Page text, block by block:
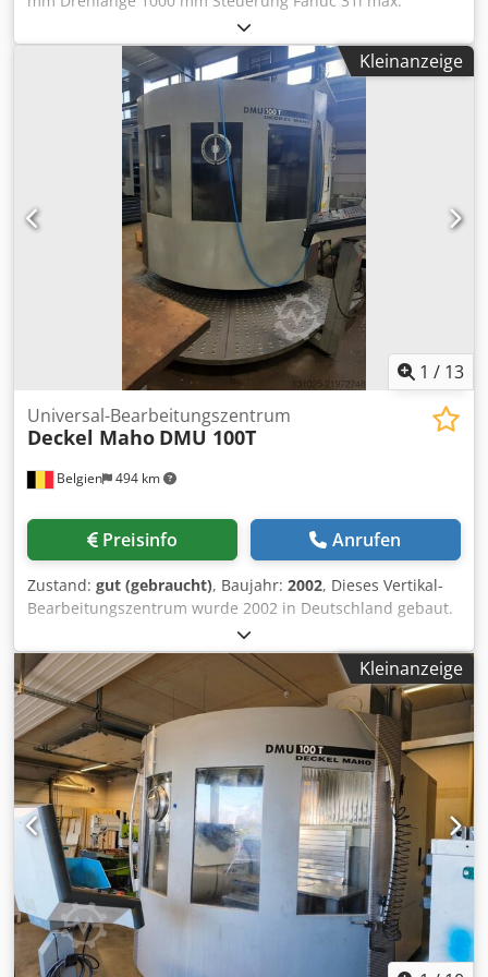
Drehzahl 5.000 min/-1 Antriebsleistung - Hauptspindel 15
kW Max. Drehmoment 476 Nm Stangendurchlass 65 mm x-
Achse 250 mm z-Achse 1050 mm x2-Achse 150 mm z2-
Achse 1030 mm Spindelstunden ca. 700 h Zubehör:
Lünette, Späneförderer Die Maschine befindet sich
unserer Einschätzung nach in einem sehr guten
gebrauchten Zustand und kann nach Terminvereinbarung
unter Strom besichtigt Cjdexq R Evspfx Apvjrf werden.
Zubehör, abgebildete Werkzeuge und Spannmittel
gehören nur zum Lieferumfang wenn dies in den
Zusatzinformationen vermerkt ist. Aenderungen und
Irrtuemer in den technischen Daten und Angaben sowie
Zwischenverkauf vorbehalten!
Kleinanzeige
1 / 13
Belgien 494 km
Universal-Bearbeitungszentrum
Deckel Maho DMU 100T
Preisinfo Anrufen
Zustand: gut (gebraucht), Baujahr: 2002, Dieses Vertikal-
Bearbeitungszentrum wurde 2002 in Deutschland gebaut.
Es befindet sich in gutem Arbeitszustand, verfügt über
eine maximale Spindeldrehzahl von 18.000 U/min und hat
21.232 Spindelstunden. Inklusive: - CNC-gesteuerte B- und
C-Achse - Hochdruck-Innenspindelkühlung 40 bar - M&H
3D-Messtaster - Werkzeugvermessung Die Maschine kann
unter Strom in Belgien besichtigt werden und ist ab
Oktober 2026 verfügbar. Crodpfoy Tv Epox Apvof
Steuerung: Heidenhain iTNC 530 Verfahrwege X: 1.080 mm
Verfahrwege Y: 710 mm Verfahrwege Z: 710 mm Maximale
Spindeldrehzahl: 18.000 U/min Werkzeugwechsler/-
magazin: SK40 Anzahl Werkzeugplätze: 32 Spindelstunden:
21.232 Std. Maschinenabmessungen (LxBxH): 3.500 x 2.200
x 2.410 mm Maschinengewicht: 9.000 kg Hinweis: Die auf
dieser Seite gemachten Angaben wurden nach bestem
Wissen und Gewissen zusammengestellt. Sie erfolgen in
Kleinanzeige